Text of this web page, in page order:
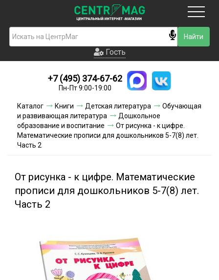
Гость
Новинки
Условия доставки
Условия оплаты
Гость
+7 (495) 374-67-62
Пн-Пт 9:00-19:00
Каталог Книги Детская литература
Обучающая
и развивающая литература
Дошкольное
образование и воспитание
От рисунка - к цифре.
Математические прописи для дошкольников 5-7(8) лет.
Часть 2
От рисунка - к цифре. Математические
прописи для дошкольников 5-7(8) лет.
Часть 2